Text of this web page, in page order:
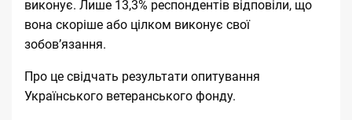
виконує. Лише 13,3% респондентів відповіли, що
вона скоріше або цілком виконує свої
зобов’язання.
Про це свідчать результати опитування
Українського ветеранського фонду.